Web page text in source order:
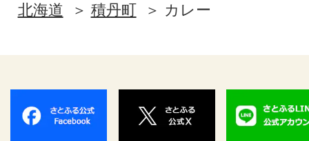
北海道
積丹町 カレー